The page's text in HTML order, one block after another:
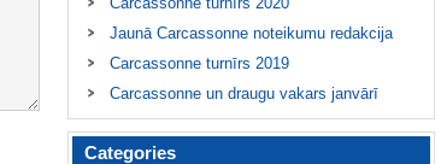
Jaunā Carcassonne noteikumu redakcija
Carcassonne turnīrs 2019
Carcassonne un draugu vakars janvārī
Categories